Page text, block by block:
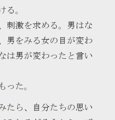
る。
刺激を求める。男はな
男をみる女の目が変わ
は男が変わったと言い
った。
たら、自分たちの思い